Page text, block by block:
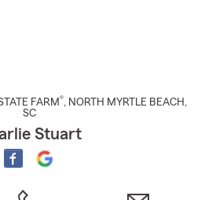
FARM®, NORTH MYRTLE BEACH ,
SC
Stuart